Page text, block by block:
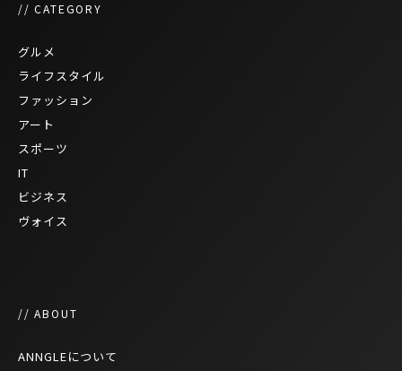
// CATEGORY
グルメ
ライフスタイル
ファッション
アート
スポーツ
IT
ビジネス
ヴォイス
// ABOUT
ANNGLEについて